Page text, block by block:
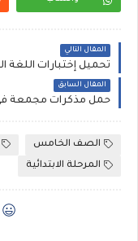
المقال التالي
المقال السابق
الصف الخامس
المرحلة الابتدائية